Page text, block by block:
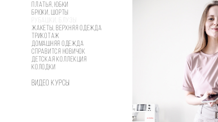
Платья, юбки
Брюки, шорты
Рубашки, блузы
Жакеты, верхняя одежда
Трикотаж
Домашняя одежда
Справится новичок
Детская коллекция
Колодки
Видео курсы